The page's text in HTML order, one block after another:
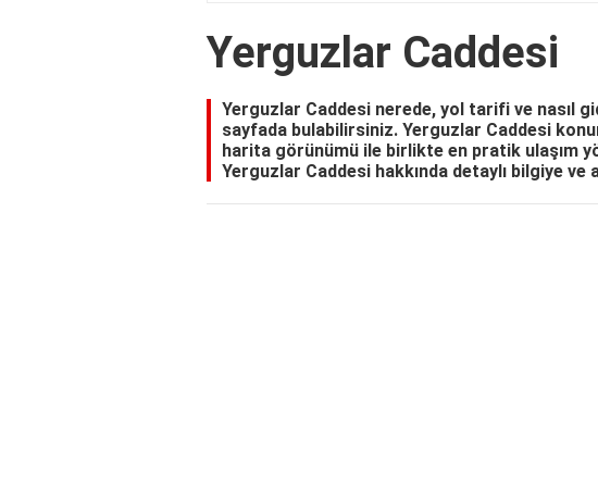
Yerguzlar Caddesi
Yerguzlar Caddesi nerede, yol tarifi ve nasıl
sayfada bulabilirsiniz. Yerguzlar Caddesi
harita görünümü ile birlikte en pratik ulaşım
Yerguzlar Caddesi hakkında detaylı bilgiye